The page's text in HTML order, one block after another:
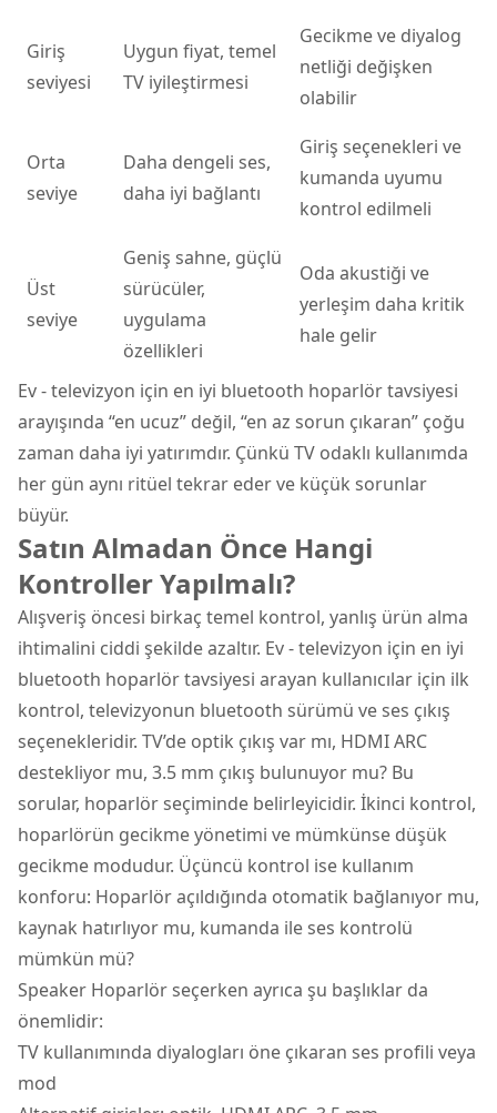
Giriş
seviyesi
Uygun fiyat, temel
TV iyileştirmesi
Gecikme ve diyalog
netliği değişken
olabilir
Orta
seviye
Daha dengeli ses,
daha iyi bağlantı
Giriş seçenekleri ve
kumanda uyumu
kontrol edilmeli
Üst
seviye
Geniş sahne, güçlü
sürücüler,
uygulama
özellikleri
Oda akustiği ve
yerleşim daha kritik
hale gelir
Ev - televizyon için en iyi bluetooth hoparlör tavsiyesi
arayışında “en ucuz” değil, “en az sorun çıkaran” çoğu
zaman daha iyi yatırımdır. Çünkü TV odaklı kullanımda
her gün aynı ritüel tekrar eder ve küçük sorunlar
büyür.
Satın Almadan Önce Hangi
Kontroller Yapılmalı?
Alışveriş öncesi birkaç temel kontrol, yanlış ürün alma
ihtimalini ciddi şekilde azaltır. Ev - televizyon için en iyi
bluetooth hoparlör tavsiyesi arayan kullanıcılar için ilk
kontrol, televizyonun bluetooth sürümü ve ses çıkış
seçenekleridir. TV’de optik çıkış var mı, HDMI ARC
destekliyor mu, 3.5 mm çıkış bulunuyor mu? Bu
sorular, hoparlör seçiminde belirleyicidir. İkinci kontrol,
hoparlörün gecikme yönetimi ve mümkünse düşük
gecikme modudur. Üçüncü kontrol ise kullanım
konforu: Hoparlör açıldığında otomatik bağlanıyor mu,
kaynak hatırlıyor mu, kumanda ile ses kontrolü
mümkün mü?
Speaker Hoparlör seçerken ayrıca şu başlıklar da
önemlidir:
TV kullanımında diyalogları öne çıkaran ses profili veya
mod